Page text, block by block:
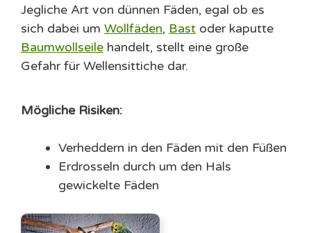
Jegliche Art von dünnen Fäden, egal ob es
sich dabei um Wollfäden, Bast oder kaputte
Baumwollseile handelt, stellt eine große
Gefahr für Wellensittiche dar.
Mögliche Risiken:
Verheddern in den Fäden mit den Füßen
Erdrosseln durch um den Hals
gewickelte Fäden